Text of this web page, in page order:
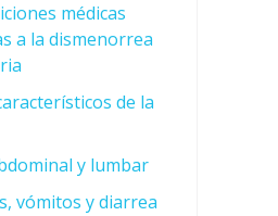
médicas
a la dismenorrea
de la
y lumbar
vómitos y diarrea